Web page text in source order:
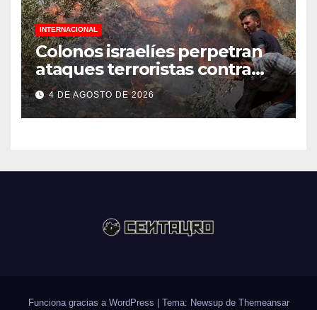
INTERNACIONAL
Colonos israelíes perpetran
ataques terroristas contra
familias palestinas en
Cisjordania
4 DE AGOSTO DE 2026
Funciona gracias a WordPress Tema: Newsup de Themeansar